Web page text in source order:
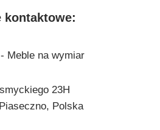
kontaktowe:
Meble na wymiar
23H
Polska